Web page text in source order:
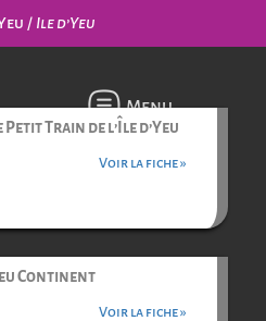
/ Ile d’Yeu
Menu
Petit Train de l’Île d’Yeu
Voir la fiche »
Continent
Voir la fiche »